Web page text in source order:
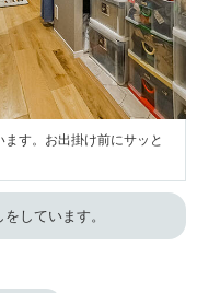
す。お出掛け前にサッと
しています。